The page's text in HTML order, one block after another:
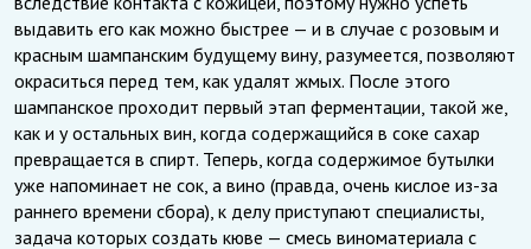
выдавить его как можно быстрее — и в случае с розовым и
красным шампанским будущему вину, разумеется, позволяют
окраситься перед тем, как удалят жмых. После этого
шампанское проходит первый этап ферментации, такой же,
как и у остальных вин, когда содержащийся в соке сахар
превращается в спирт. Теперь, когда содержимое бутылки
уже напоминает не сок, а вино (правда, очень кислое из-за
раннего времени сбора), к делу приступают специалисты,
задача которых создать кюве — смесь виноматериала с